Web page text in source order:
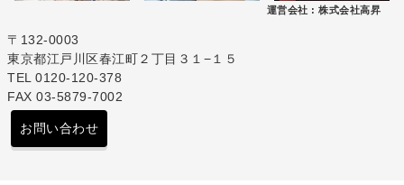
運営会社 : 株式会社高昇
〒132-0003
東京都江戸川区春江町２丁目３１−１５
TEL 0120-120-378
FAX 03-5879-7002
お問い合わせ